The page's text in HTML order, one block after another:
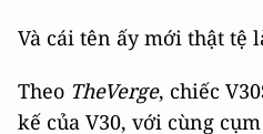
Và cái tên ấy mới thật tệ
Theo TheVerge, chiếc
kế của V30, với cùng